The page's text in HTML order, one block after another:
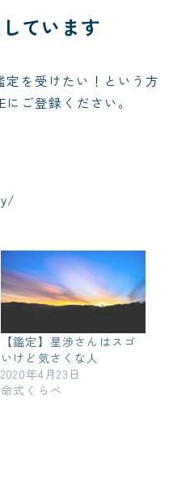
ています
を受けたい！という方
ご登録ください。
【鑑定】星渉さんはスゴ
いけど気さくな人
2020年4月23日
命式くらべ